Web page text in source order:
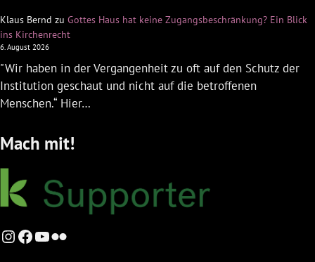
Klaus Bernd zu Gottes Haus hat keine Zugangsbeschränkung? Ein Blick
ins Kirchenrecht
6. August 2026
"Wir haben in der Vergangenheit zu oft auf den Schutz der
Institution geschaut und nicht auf die betroffenen
Menschen.“ Hier…
Mach mit!
Instagram
Facebook
YouTube
Flickr